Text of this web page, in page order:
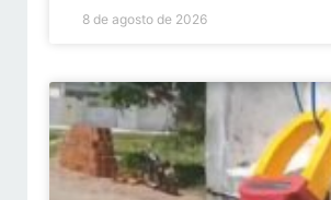
8 de agosto de 2026